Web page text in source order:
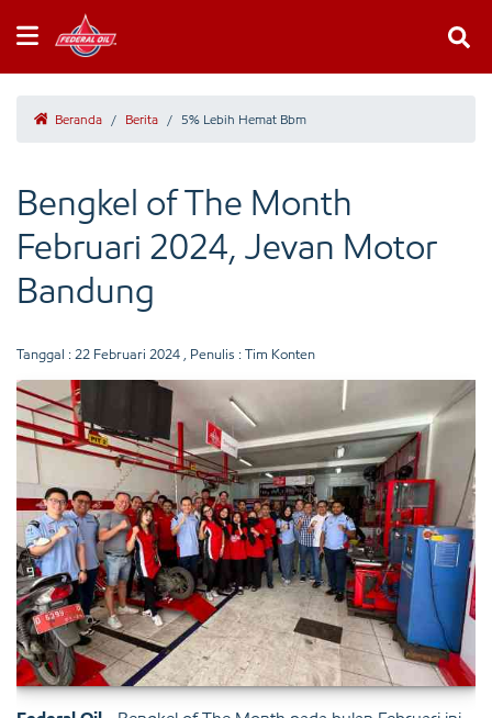
Beranda / Berita / 5% Lebih Hemat Bbm
Bengkel of The Month
Februari 2024, Jevan Motor
Bandung
Tanggal : 22 Februari 2024 , Penulis : Tim Konten